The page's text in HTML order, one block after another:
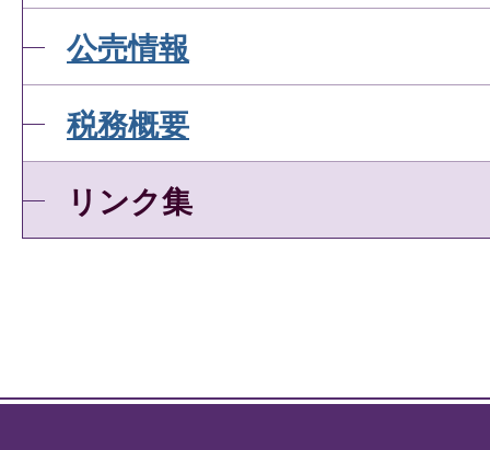
公売情報
税務概要
リンク集